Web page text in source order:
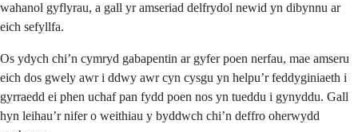
wahanol gyflyrau, a gall yr amseriad delfrydol newid yn dibynnu ar
eich sefyllfa.
Os ydych chi’n cymryd gabapentin ar gyfer poen nerfau, mae amseru
eich dos gwely awr i ddwy awr cyn cysgu yn helpu’r feddyginiaeth i
gyrraedd ei phen uchaf pan fydd poen nos yn tueddu i gynyddu. Gall
hyn leihau’r nifer o weithiau y byddwch chi’n deffro oherwydd